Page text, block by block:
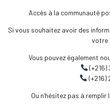
Accès à la communauté
Si vous souhaitez avoir des
votre
Vous pouvez également
(+216)
(+216)
Ou n’hésitez pas à remplir